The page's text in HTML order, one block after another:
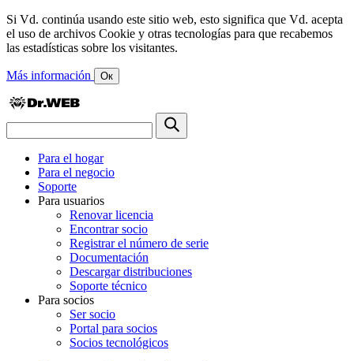
Si Vd. continúa usando este sitio web, esto significa que Vd. acepta
el uso de archivos Cookie y otras tecnologías para que recabemos
las estadísticas sobre los visitantes.
Más información Ок
Para el hogar
Para el negocio
Soporte
Para usuarios
Renovar licencia
Encontrar socio
Registrar el número de serie
Documentación
Descargar distribuciones
Soporte técnico
Para socios
Ser socio
Portal para socios
Socios tecnológicos